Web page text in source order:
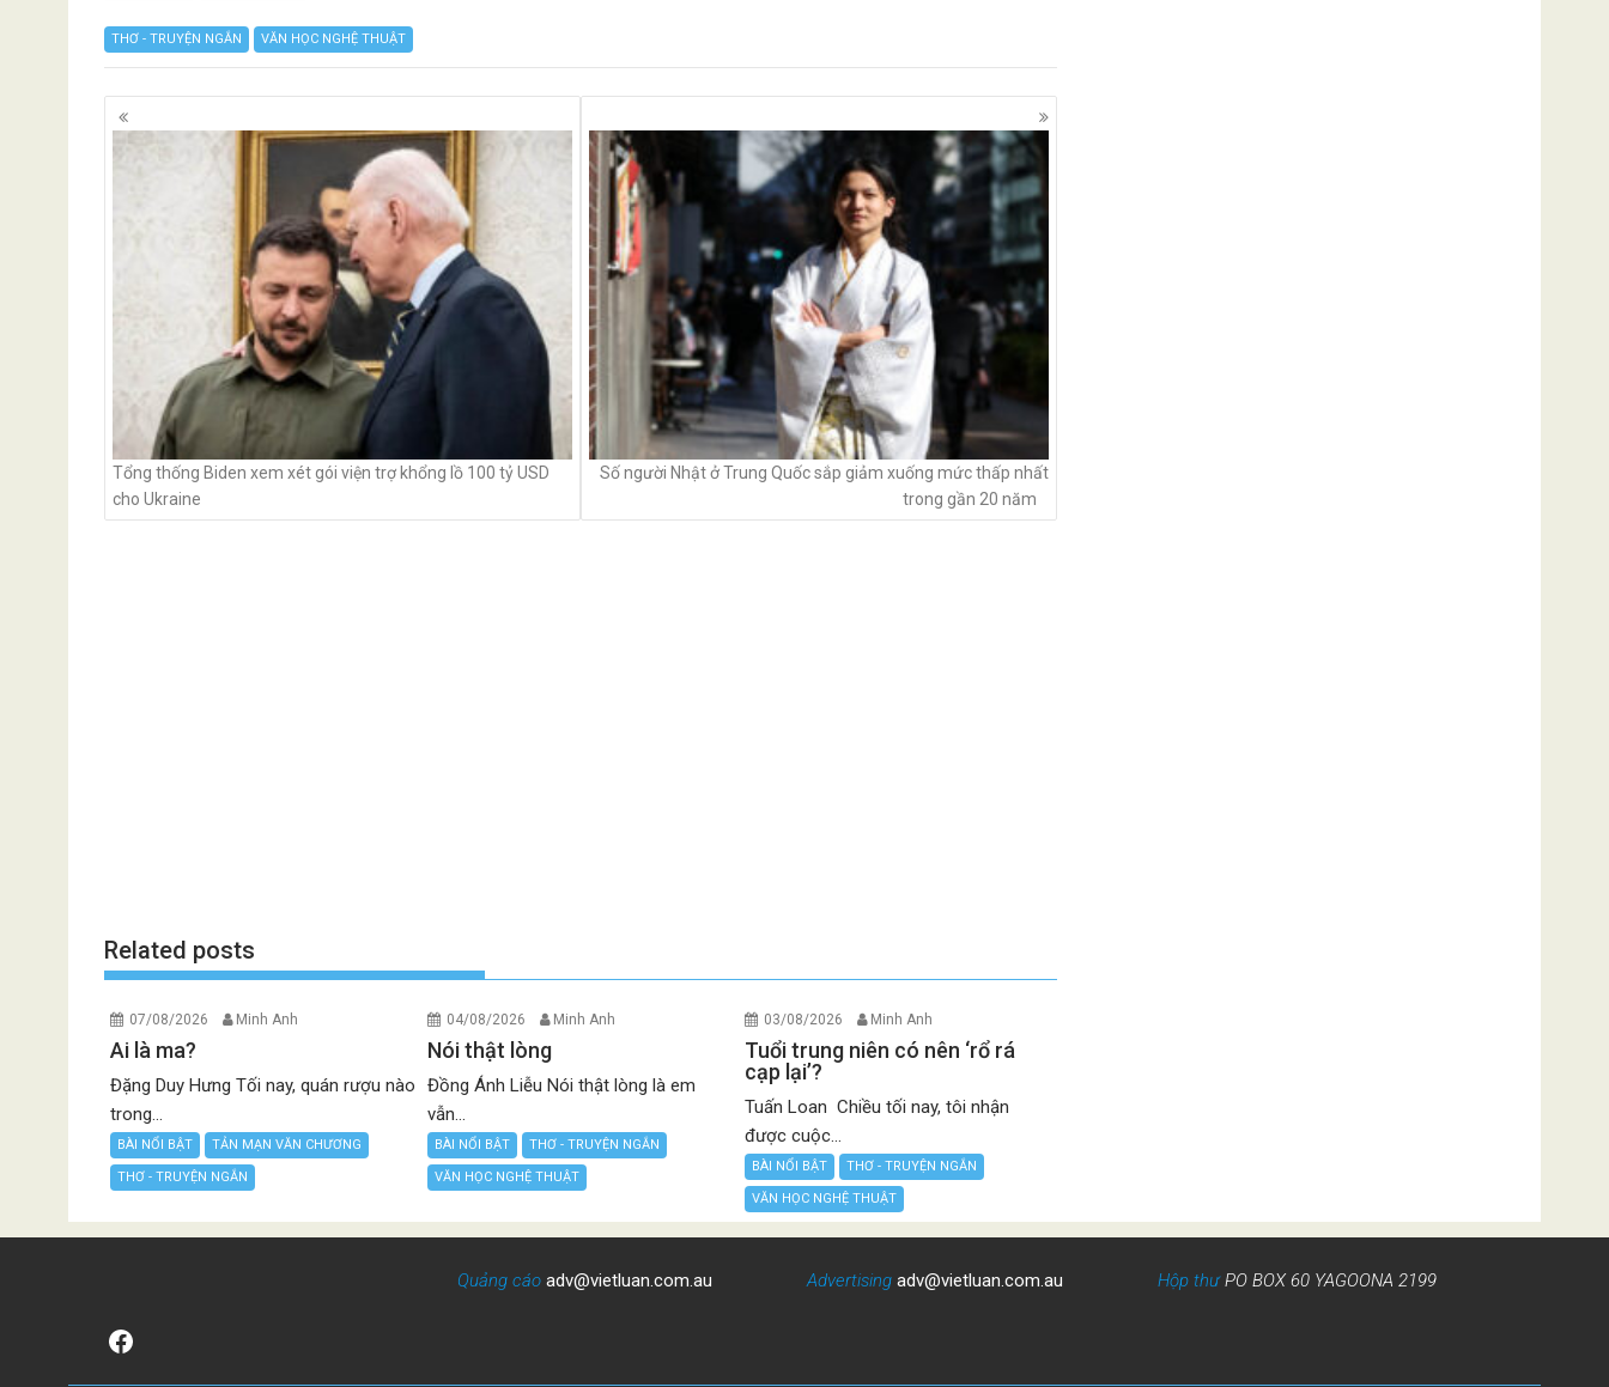
THƠ - TRUYỆN NGẮN VĂN HỌC NGHỆ THUẬT
Posts
navigation
Tổng thống Biden xem xét gói viện trợ khổng lồ 100 tỷ USD
cho Ukraine
Số người Nhật ở Trung Quốc sắp giảm xuống mức thấp nhất
trong gần 20 năm
Related posts
07/08/2026 Minh Anh
Ai là ma?
Đặng Duy Hưng Tối nay, quán rượu nào
trong...
BÀI NỔI BẬT TẢN MẠN VĂN CHƯƠNG
THƠ - TRUYỆN NGẮN
04/08/2026 Minh Anh
Nói thật lòng
Đồng Ánh Liễu Nói thật lòng là em
vẫn...
BÀI NỔI BẬT THƠ - TRUYỆN NGẮN
VĂN HỌC NGHỆ THUẬT
03/08/2026 Minh Anh
Tuổi trung niên có nên ‘rổ rá
cạp lại’?
Tuấn Loan Chiều tối nay, tôi nhận
được cuộc...
BÀI NỔI BẬT THƠ - TRUYỆN NGẮN
VĂN HỌC NGHỆ THUẬT
Quảng cáoadv@vietluan.com.au Advertising adv@vietluan.com.au Hộp thưPO BOX 60 YAGOONA 2199
Facebook